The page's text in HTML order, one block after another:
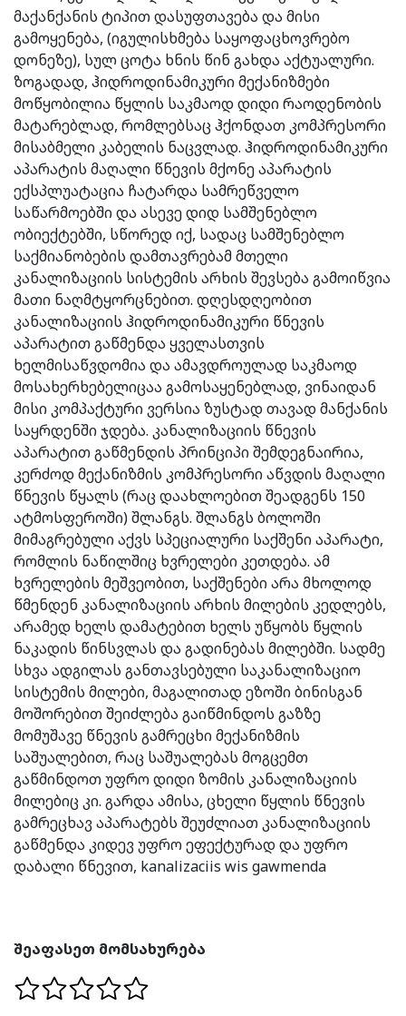
მაქანქანის ტიპით დასუფთავება და მისი
გამოყენება, (იგულისხმება საყოფაცხოვრებო
დონეზე), სულ ცოტა ხნის წინ გახდა აქტუალური.
ზოგადად, ჰიდროდინამიკური მექანიზმები
მოწყობილია წყლის საკმაოდ დიდი რაოდენობის
მატარებლად, რომლებსაც ჰქონდათ კომპრესორი
მისაბმელი კაბელის ნაცვლად. ჰიდროდინამიკური
აპარატის მაღალი წნევის მქონე აპარატის
ექსპლუატაცია ჩატარდა სამრეწველო
საწარმოებში და ასევე დიდ სამშენებლო
ობიექტებში, სწორედ იქ, სადაც სამშენებლო
საქმიანობების დამთავრებამ მთელი
კანალიზაციის სისტემის არხის შევსება გამოიწვია
მათი ნაღმტყორცნებით. დღესდღეობით
კანალიზაციის ჰიდროდინამიკური წნევის
აპარატით გაწმენდა ყველასთვის
ხელმისაწვდომია და ამავდროულად საკმაოდ
მოსახერხებელიცაა გამოსაყენებლად, ვინაიდან
მისი კომპაქტური ვერსია ზუსტად თავად მანქანის
საყრდენში ჯდება. კანალიზაციის წნევის
აპარატით გაწმენდის პრინციპი შემდეგნაირია,
კერძოდ მექანიზმის კომპრესორი აწვდის მაღალი
წნევის წყალს (რაც დაახლოებით შეადგენს 150
ატმოსფეროში) შლანგს. შლანგს ბოლოში
მიმაგრებული აქვს სპეციალური საქშენი აპარატი,
რომლის ნაწილშიც ხვრელები კეთდება. ამ
ხვრელების მეშვეობით, საქშენები არა მხოლოდ
წმენდენ კანალიზაციის არხის მილების კედლებს,
არამედ ხელს დამატებით ხელს უწყობს წყლის
ნაკადის წინსვლას და გადინებას მილებში. სადმე
სხვა ადგილას განთავსებული საკანალიზაციო
სისტემის მილები, მაგალითად ეზოში ბინისგან
მოშორებით შეიძლება გაიწმინდოს გაზზე
მომუშავე წნევის გამრეცხი მექანიზმის
საშუალებით, რაც საშუალებას მოგცემთ
გაწმინდოთ უფრო დიდი ზომის კანალიზაციის
მილებიც კი. გარდა ამისა, ცხელი წყლის წნევის
გამრეცხავ აპარატებს შეუძლიათ კანალიზაციის
გაწმენდა კიდევ უფრო ეფექტურად და უფრო
დაბალი წნევით, kanalizaciis wis gawmenda
შეაფასეთ მომსახურება